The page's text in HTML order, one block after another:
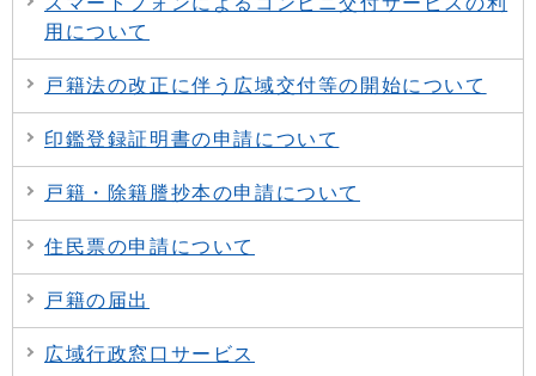
用について
戸籍法の改正に伴う広域交付等の開始について
印鑑登録証明書の申請について
戸籍・除籍謄抄本の申請について
住民票の申請について
戸籍の届出
広域行政窓口サービス